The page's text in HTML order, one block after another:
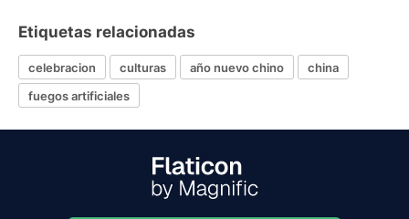
Etiquetas relacionadas
celebracion culturas año nuevo chino
china
fuegos artificiales